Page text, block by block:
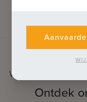
WAT KUNNEN
Ontdek